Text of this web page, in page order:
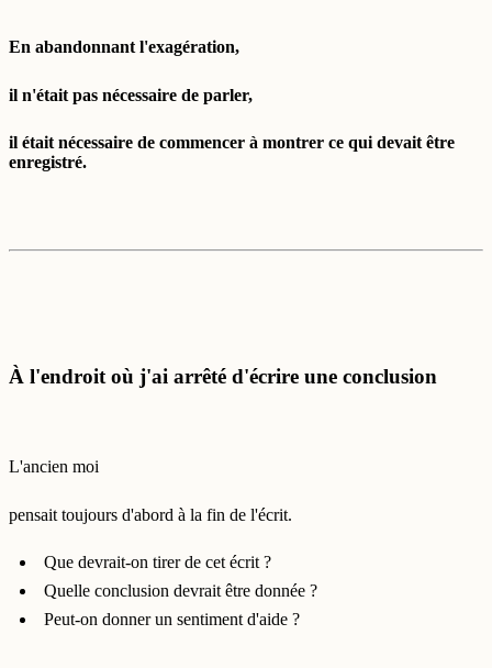
En abandonnant l'exagération,
il n'était pas nécessaire de parler,
il était nécessaire de commencer à montrer ce qui devait être
enregistré.
À l'endroit où j'ai arrêté d'écrire une conclusion
L'ancien moi
pensait toujours d'abord à la fin de l'écrit.
Que devrait-on tirer de cet écrit ?
Quelle conclusion devrait être donnée ?
Peut-on donner un sentiment d'aide ?